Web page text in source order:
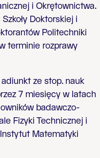
i Okrętownictwa.
Doktorskiej i
Politechniki
terminie rozprawy
ze stop. nauk
7 miesięcy w latach
badawczo-
Fizyki Technicznej i
Matematyki